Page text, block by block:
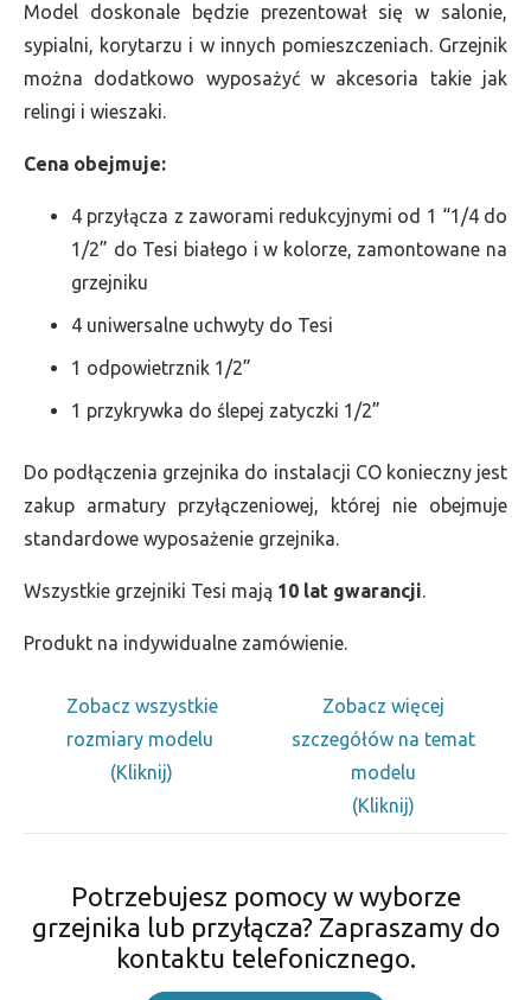
Model doskonale będzie prezentował się w salonie,
sypialni, korytarzu i w innych pomieszczeniach. Grzejnik
można dodatkowo wyposażyć w akcesoria takie jak
relingi i wieszaki.
Cena obejmuje:
4 przyłącza z zaworami redukcyjnymi od 1 “1/4 do
1/2” do Tesi białego i w kolorze, zamontowane na
grzejniku
4 uniwersalne uchwyty do Tesi
1 odpowietrznik 1/2”
1 przykrywka do ślepej zatyczki 1/2”
Do podłączenia grzejnika do instalacji CO konieczny jest
zakup armatury przyłączeniowej, której nie obejmuje
standardowe wyposażenie grzejnika.
Wszystkie grzejniki Tesi mają 10 lat gwarancji.
Produkt na indywidualne zamówienie.
Zobacz wszystkie
rozmiary modelu
(Kliknij)
Zobacz więcej
szczegółów na temat
modelu
(Kliknij)
Potrzebujesz pomocy w wyborze
grzejnika lub przyłącza? Zapraszamy do
kontaktu telefonicznego.